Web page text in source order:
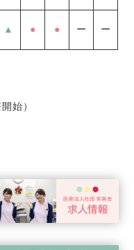
▲ ● ● ー ー
始）